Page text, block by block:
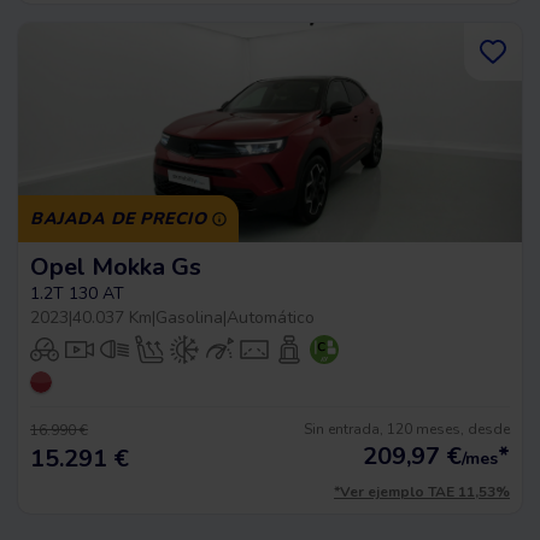
BAJADA DE PRECIO
Opel Mokka Gs
1.2T 130 AT
2023|40.037 Km|Gasolina|Automático
16.990 €
15.291 €
Sin entrada, 120 meses, desde
209,97 €/mes*
*Ver ejemplo TAE 11,53%